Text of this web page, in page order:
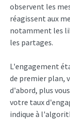
observent les
réagissent aux
notamment les
les partages.
L'engagement
de premier plan,
d'abord, plus
votre taux
indique à